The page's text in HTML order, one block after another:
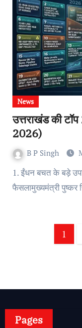
News
उत्तराखंड की
2026)
B P Singh
1. ईंधन बचत के बड़े उपाय: मुख्यमंत्री धामी का अहम
फैसलामुख्यमंत्री पुष्कर
1
Pages